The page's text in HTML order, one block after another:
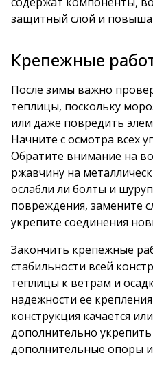
защитный слой и
Крепежные
После зимы важно
теплицы, поскольку
или даже повредить
Начните с осмотра всех
Обратите внимание на
ржавчину на
ослабли ли болты и
повреждения, замените
укрепите соединения
Закончить крепежные
стабильности всей
теплицы к ветрам и
надежности ее
конструкция качается
дополнительно укрепить
дополнительные опоры